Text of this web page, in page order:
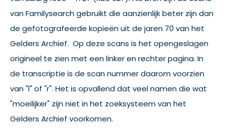
van Familysearch gebruikt die aanzienlijk beter zijn dan
de gefotografeerde kopieën uit de jaren 70 van het
Gelders Archief. Op deze scans is het opengeslagen
origineel te zien met een linker en rechter pagina. In
de transcriptie is de scan nummer daarom voorzien
van "l" of "r". Het is opvallend dat veel namen die wat
"moeilijker" zijn niet in het zoeksysteem van het
Gelders Archief voorkomen.